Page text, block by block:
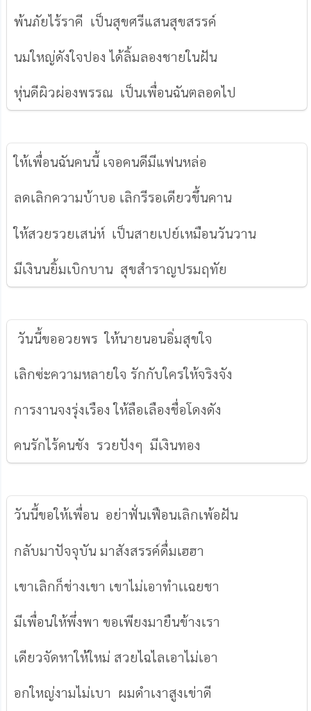
พ้นภัยไร้ราคี เป็นสุขศรีแสนสุขสรรค์
นมใหญ่ดังใจปอง ได้ลิ้มลองชายในฝัน
หุ่นดีผิวผ่องพรรณ เป็นเพื่อนฉันตลอดไป
ให้เพื่อนฉันคนนี้ เจอคนดีมีแฟนหล่อ
ลดเลิกความบ้าบอ เลิกรีรอเดียวขึ้นคาน
ให้สวยรวยเสน่ห์ เป็นสายเปย์เหมือนวันวาน
มีเงินนยิ้มเบิกบาน สุขสำราญปรมฤทัย
วันนี้ขออวยพร ให้นายนอนอิ่มสุขใจ
เลิกซ่ะความหลายใจ รักกับใครให้จริงจัง
การงานจงรุ่งเรือง ให้ลือเลืองชื่อโดงดัง
คนรักไร้คนชัง รวยปังๆ มีเงินทอง
วันนี้ขอให้เพื่อน อย่าฟั่นเฟือนเลิกเพ้อฝัน
กลับมาปัจจุบัน มาสังสรรค์ดื่มเฮฮา
เขาเลิกก็ช่างเขา เขาไม่เอาทำเเฉยชา
มีเพื่อนให้พึ่งพา ขอเพียงมายืนข้างเรา
เดียวจัดหาให้ใหม่ สวยไฉไลเอาไม่เอา
อกใหญ่งามไม่เบา ผมดำเงาสูงเข่าดี